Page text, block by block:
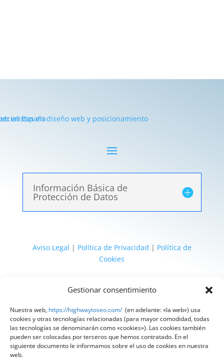
Gestionar consentimiento
Nuestra web, https://highwaytoseo.com/ (en adelante: «la web») usa
cookies y otras tecnologías relacionadas (para mayor comodidad, todas
las tecnologías se denominarán como «cookies»). Las cookies también
pueden ser colocadas por terceros que hemos contratado. En el
siguiente documento le informamos sobre el uso de cookies en nuestra
web.
Información Básica de
Protección de Datos
Aviso Legal | Política de Privacidad | Política de
Cookies
@ 2025 Diseñado por HighWay To Seo
Compliance«Tu Compliance de confianza»